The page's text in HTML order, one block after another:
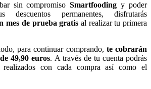
sin compromisoSmartfooding y poder
descuentos permanentes, disfrutarás
mes de prueba gratis al realizar tu primera
para continuar comprando, te cobrarán
49,90 euros. A través de tu cuenta podrás
realizados con cada compra así como el